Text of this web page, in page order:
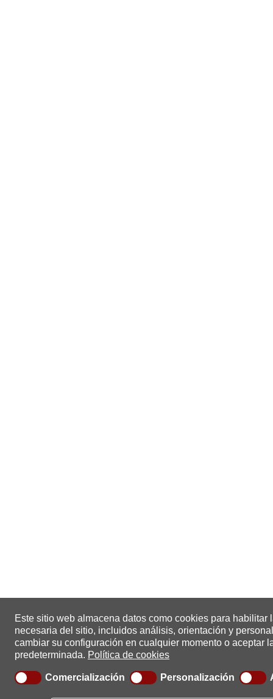
Este sitio web almacena datos como cookies para habilitar
necesaria del sitio, incluidos análisis, orientación y
cambiar su configuración en cualquier momento o aceptar
predeterminada. Política de cookies
Comercialización Personalización